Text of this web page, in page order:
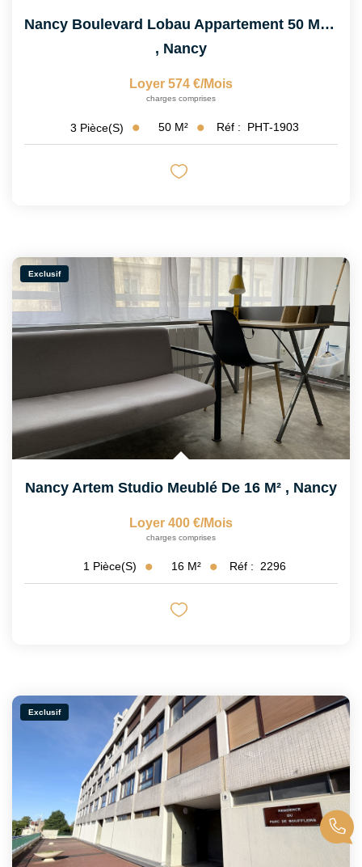
Nancy Boulevard Lobau Appartement 50 M² Lumineux Avec 2...
, Nancy
Loyer 574 €/mois
charges comprises
3 Pièce(s) 50 M² Réf : PHT-1903
Exclusif
Nancy Artem Studio Meublé De 16 M² , Nancy
Loyer 400 €/mois
charges comprises
1 Pièce(s) 16 M² Réf : 2296
Exclusif